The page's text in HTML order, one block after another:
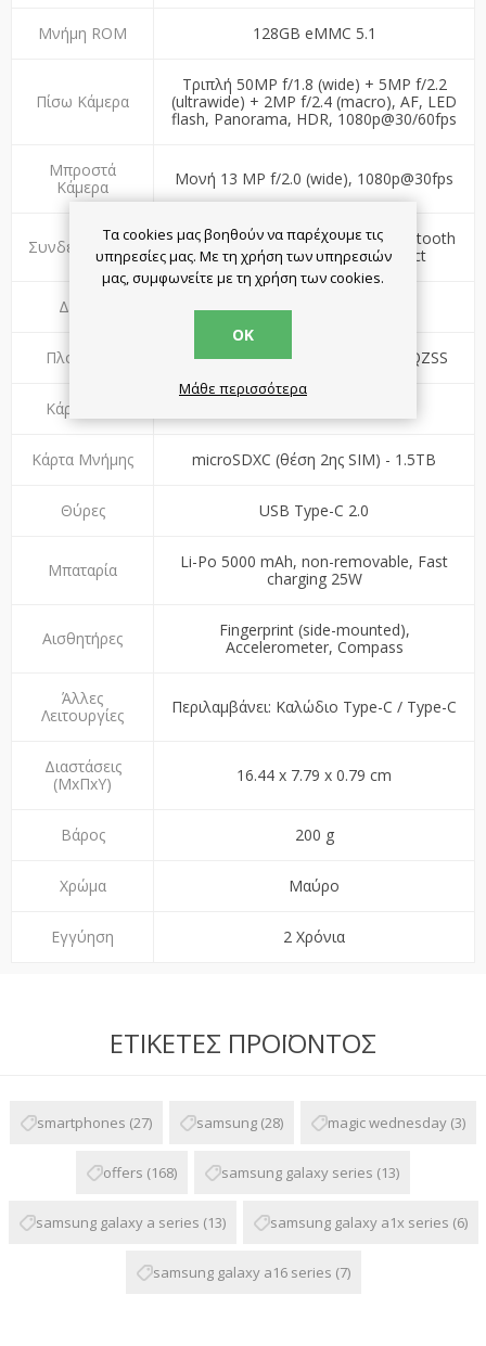
Μνήμη ROM 128GB eMMC 5.1
Πίσω Κάμερα
Τριπλή 50MP f/1.8 (wide) + 5MP f/2.2
(ultrawide) + 2MP f/2.4 (macro), AF, LED
flash, Panorama, HDR, 1080p@30/60fps
Μπροστά
Κάμερα
Μονή 13 MP f/2.0 (wide), 1080p@30fps
Συνδεσιμότητα
Wi-Fi 5 (802.11ac) Dual Band, Bluetooth
5.3, A2DP, LE, NFC, Wi-Fi Direct
Δίκτυο
Πλοήγηση GPS, GLONASS, BDS, GALILEO, QZSS
Κάρτα SIM
Κάρτα Μνήμης microSDXC (θέση 2ης SIM) - 1.5TB
Θύρες USB Type-C 2.0
Μπαταρία
Li-Po 5000 mAh, non-removable, Fast
charging 25W
Αισθητήρες
Fingerprint (side-mounted),
Accelerometer, Compass
Άλλες
Λειτουργίες
Περιλαμβάνει: Καλώδιο Type-C / Type-C
Διαστάσεις
(ΜxΠxY)
16.44 x 7.79 x 0.79 cm
Βάρος 200 g
Χρώμα Μαύρο
Εγγύηση 2 Χρόνια
ΕΤΙΚΈΤΕΣ ΠΡΟΪΌΝΤΟΣ
smartphones (27) samsung (28) magic wednesday (3)
offers (168) samsung galaxy series (13)
samsung galaxy a series (13) samsung galaxy a1x series (6)
samsung galaxy a16 series (7)
Τα cookies μας βοηθούν να παρέχουμε τις
υπηρεσίες μας. Με τη χρήση των υπηρεσιών
μας, συμφωνείτε με τη χρήση των cookies.
ΟΚ
Μάθε περισσότερα